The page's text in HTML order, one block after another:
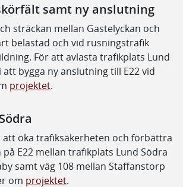
samt ny anslutning
sträckan mellan Gastelyckan och
belastad och vid rusningstrafik
För att avlasta trafikplats Lund
bygga ny anslutning till E22 vid
projektet.
att öka trafiksäkerheten och förbättra
E22 mellan trafikplats Lund Södra
samt väg 108 mellan Staffanstorp
om projektet.